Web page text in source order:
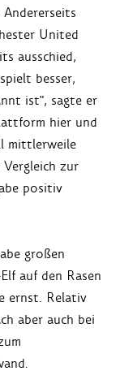
United
ausschied,
besser,
ist", sagte er
hier und
mittlerweile
Vergleich zur
positiv
großen
auf den Rasen
ernst. Relativ
aber auch bei